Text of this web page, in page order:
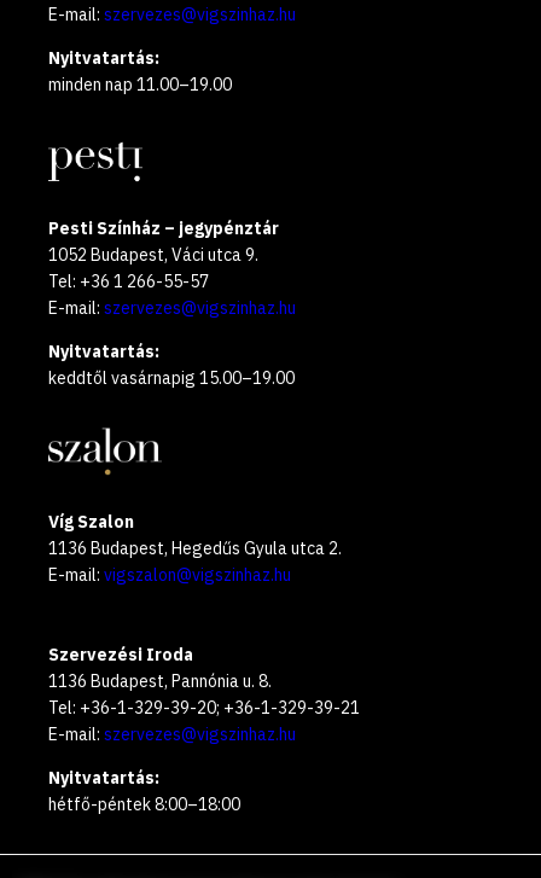
E-mail: szervezes@vigszinhaz.hu
Nyitvatartás:
minden nap 11.00–19.00
Pesti Színház – jegypénztár
1052 Budapest, Váci utca 9.
Tel: +36 1 266-55-57
E-mail: szervezes@vigszinhaz.hu
Nyitvatartás:
keddtől vasárnapig 15.00–19.00
Víg Szalon
1136 Budapest, Hegedűs Gyula utca 2.
E-mail: vigszalon@vigszinhaz.hu
Szervezési Iroda
1136 Budapest, Pannónia u. 8.
Tel: +36-1-329-39-20; +36-1-329-39-21
E-mail: szervezes@vigszinhaz.hu
Nyitvatartás:
hétfő-péntek 8:00–18:00